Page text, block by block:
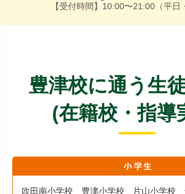
【受付時間】10:00〜21:00（平日
豊津校に通う生
(在籍校・指導
吹田南小学校 豊津小学校 片山小学校